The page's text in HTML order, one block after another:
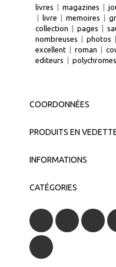
livres | magazines |
| livre | memoires |
collection | pages |
nombreuses | photos |
excellent | roman |
editeurs | polychromes
COORDONNÉES
PRODUITS EN
INFORMATIONS
CATÉGORIES